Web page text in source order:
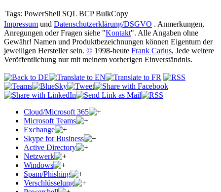
Tags: PowerShell SQL BCP BulkCopy
Impressum und Datenschutzerklärung/DSGVO . Anmerkungen,
Anregungen oder Fragen siehe "Kontakt". Alle Angaben ohne
Gewähr! Namen und Produktbezeichnungen können Eigentum der
jeweiligen Hersteller sein. © 1998-heute Frank Carius, Jede weitere
Veröffentlichung nur mit meinem vorherigen Einverständnis.
Cloud/Microsoft 365
Microsoft Teams
Exchange
Skype for Business
Active Directory
Netzwerk
Windows
Spam/Phishing
Verschlüsselung